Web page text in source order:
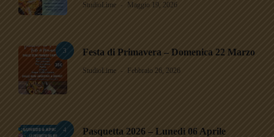
StudioLime Maggio 19, 2026
3 Festa di Primavera – Domenica 22 Marzo
StudioLime Febbraio 26, 2026
4 Pasquetta 2026 – Lunedì 06 Aprile